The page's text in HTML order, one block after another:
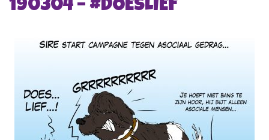
190304 – #DOESLIEF